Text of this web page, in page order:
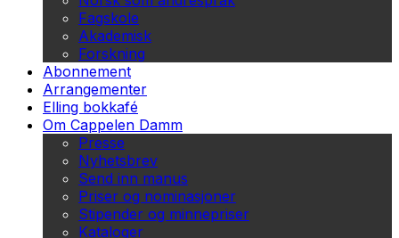
Fagskole
Akademisk
Forskning
Abonnement
Arrangementer
Elling bokkafé
Om Cappelen Damm
Presse
Nyhetsbrev
Send inn manus
Priser og nominasjoner
Stipender og minnepriser
Kataloger